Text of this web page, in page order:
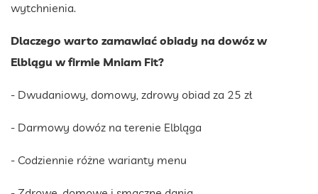
wytchnienia.
Dlaczego warto zamawiać obiady na dowóz w
Elblągu w firmie Mniam Fit?
- Dwudaniowy, domowy, zdrowy obiad za 25 zł
- Darmowy dowóz na terenie Elbląga
- Codziennie różne warianty menu